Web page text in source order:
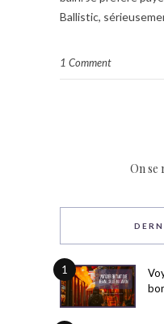
Ballistic,
1 Comment
On se
1